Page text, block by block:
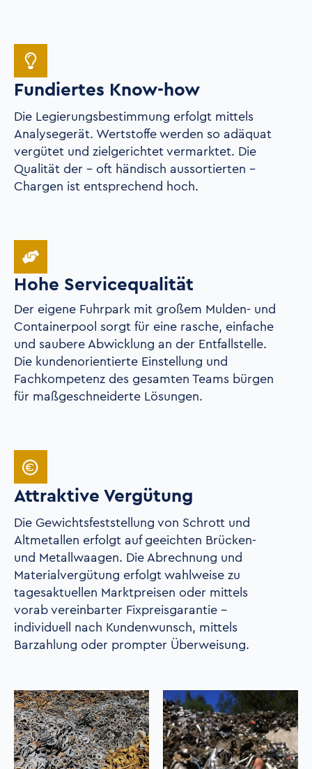
Fundiertes Know-how
Die Legierungsbestimmung erfolgt mittels
Analysegerät. Wertstoffe werden so adäquat
vergütet und zielgerichtet vermarktet. Die
Qualität der – oft händisch aussortierten –
Chargen ist entsprechend hoch.
Hohe Servicequalität
Der eigene Fuhrpark mit großem Mulden- und
Containerpool sorgt für eine rasche, einfache
und saubere Abwicklung an der Entfallstelle.
Die kundenorientierte Einstellung und
Fachkompetenz des gesamten Teams bürgen
für maßgeschneiderte Lösungen.
Attraktive Vergütung
Die Gewichtsfeststellung von Schrott und
Altmetallen erfolgt auf geeichten Brücken-
und Metallwaagen. Die Abrechnung und
Materialvergütung erfolgt wahlweise zu
tagesaktuellen Marktpreisen oder mittels
vorab vereinbarter Fixpreisgarantie –
individuell nach Kundenwunsch, mittels
Barzahlung oder prompter Überweisung.